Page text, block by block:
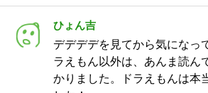
ひょん吉
デデデデを見てから気になっ
ラえもん以外は、あんま読ん
かりました。ドラえもんは本